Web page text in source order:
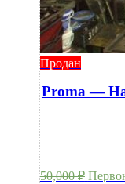
Продан
Proma —
50,000₽